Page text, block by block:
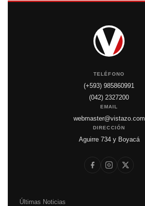
TELÉFONO
(+593) 985860991
(042) 2327200
EMAIL
webmaster@vistazo.com
DIRECCIÓN
Aguirre 734 y Boyacá
Últimas Noticias